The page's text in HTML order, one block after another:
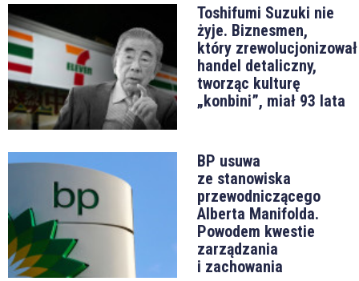
Toshifumi Suzuki nie
żyje. Biznesmen,
który zrewolucjonizował
handel detaliczny,
tworząc kulturę
„konbini”, miał 93 lata
BP usuwa
ze stanowiska
przewodniczącego
Alberta Manifolda.
Powodem kwestie
zarządzania
i zachowania